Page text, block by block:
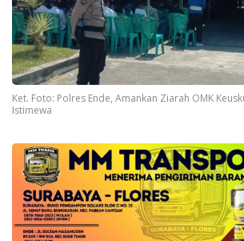
Ket. Foto: Polres Ende, Amankan Ziarah OMK
Istimewa